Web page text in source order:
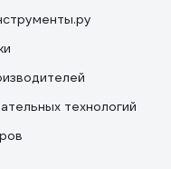
технологий